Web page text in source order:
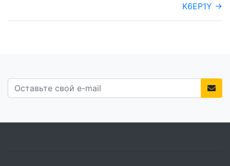
K6EP1Y →